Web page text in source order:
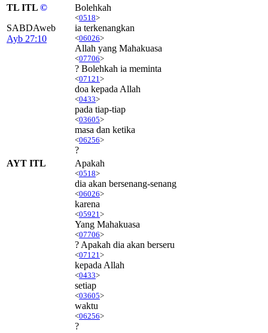
TL ITL ©
SABDAweb
Ayb 27:10
Bolehkah
<0518>
ia terkenangkan
<06026>
Allah yang Mahakuasa
<07706>
? Bolehkah ia meminta
<07121 >
doa kepada Allah
<0433>
pada tiap-tiap
<03605>
masa dan ketika
<06256>
?
AYT ITL
Apakah
<0518>
dia akan bersenang-senang
<06026>
karena
<05921 >
Yang Mahakuasa
<07706>
? Apakah dia akan berseru
<07121 >
kepada Allah
<0433>
setiap
<03605>
waktu
<06256>
?